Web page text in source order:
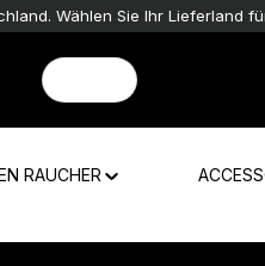
Wählen Sie Ihr Lieferland
RAUCHER